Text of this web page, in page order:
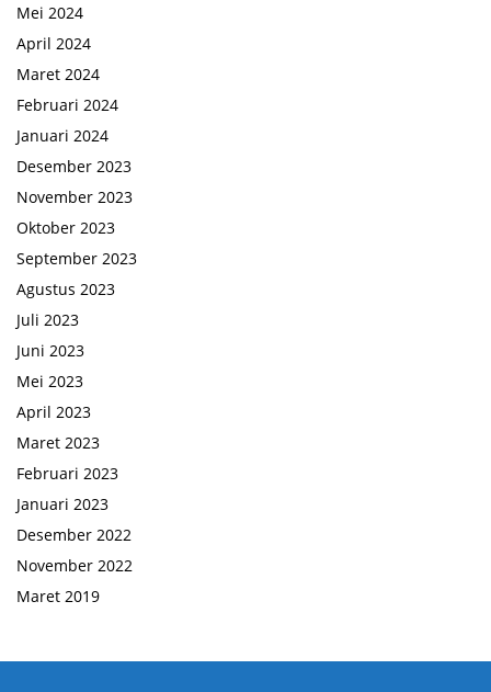
Mei 2024
April 2024
Maret 2024
Februari 2024
Januari 2024
Desember 2023
November 2023
Oktober 2023
September 2023
Agustus 2023
Juli 2023
Juni 2023
Mei 2023
April 2023
Maret 2023
Februari 2023
Januari 2023
Desember 2022
November 2022
Maret 2019